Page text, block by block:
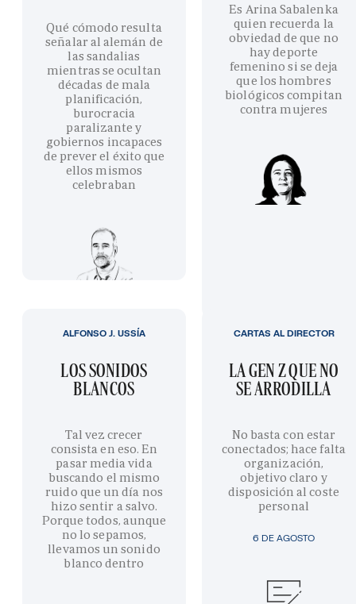
Qué cómodo resulta
señalar al alemán de
las sandalias
mientras se ocultan
décadas de mala
planificación,
burocracia
paralizante y
gobiernos incapaces
de prever el éxito que
ellos mismos
celebraban
Es Arina Sabalenka
quien recuerda la
obviedad de que no
hay deporte
femenino si se deja
que los hombres
biológicos compitan
contra mujeres
LOS SONIDOS
BLANCOS
Tal vez crecer
consista en eso. En
pasar media vida
buscando el mismo
ruido que un día nos
hizo sentir a salvo.
Porque todos, aunque
no lo sepamos,
llevamos un sonido
blanco dentro
ALFONSO J. USSÍA
6 DE AGOSTO
LA GEN Z QUE NO
SE ARRODILLA
No basta con estar
conectados; hace falta
organización,
objetivo claro y
disposición al coste
personal
CARTAS AL DIRECTOR